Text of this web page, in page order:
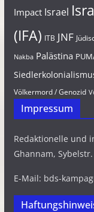
Impact Israel
(IFA) ITB JNF
Nakba Palästina
Völkermord / Genozid
Impressum
Redaktionelle und
Ghannam,
E-Mail: bds-